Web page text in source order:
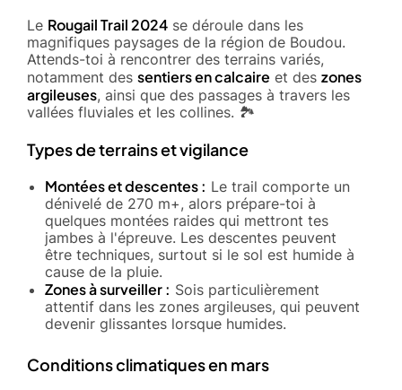
Le Rougail Trail 2024 se déroule dans les
magnifiques paysages de la région de Boudou.
Attends-toi à rencontrer des terrains variés,
notamment des sentiers en calcaire et des zones
argileuses, ainsi que des passages à travers les
vallées fluviales et les collines. 🏞️
Types de terrains et vigilance
Montées et descentes : Le trail comporte un
dénivelé de 270 m+, alors prépare-toi à
quelques montées raides qui mettront tes
jambes à l'épreuve. Les descentes peuvent
être techniques, surtout si le sol est humide à
cause de la pluie.
Zones à surveiller : Sois particulièrement
attentif dans les zones argileuses, qui peuvent
devenir glissantes lorsque humides.
Conditions climatiques en mars